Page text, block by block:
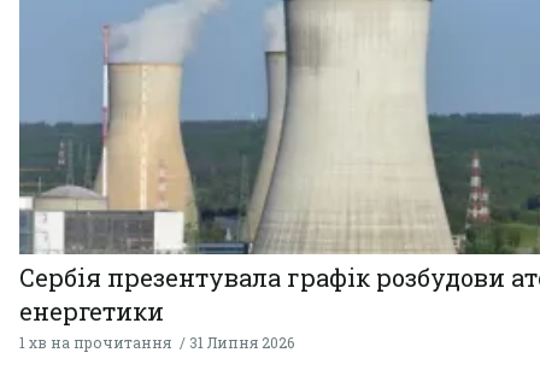
Сербія презентувала графік розбудови
енергетики
1 хв на прочитання 31 Липня 2026